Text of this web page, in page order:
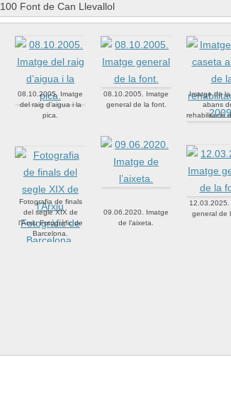
100 Font de Can Llevallol
08.10.2005. Imatge
del raig d’aigua i la
pica.
08.10.2005. Imatge
general de la font.
Imatge de
abans
rehabilitació
Fotografia de finals
del segle XIX de
l’Arxiu Fotogràfic de
Barcelona.
09.06.2020. Imatge
de l’aixeta.
12.03.2025.
general de